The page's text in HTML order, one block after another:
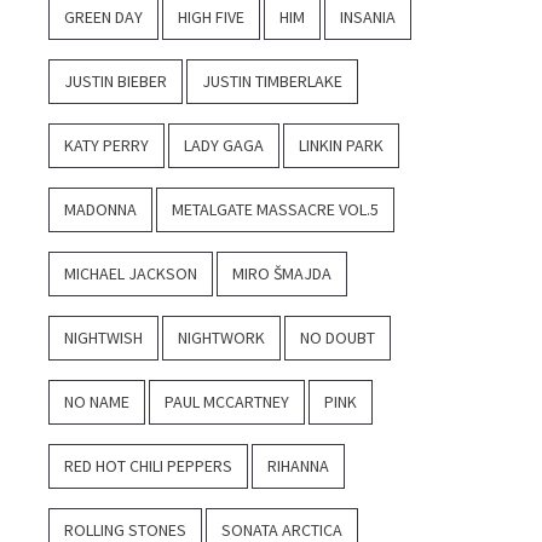
GREEN DAY HIGH FIVE HIM INSANIA
JUSTIN BIEBER JUSTIN TIMBERLAKE
KATY PERRY LADY GAGA LINKIN PARK
MADONNA METALGATE MASSACRE VOL.5
MICHAEL JACKSON MIRO ŠMAJDA
NIGHTWISH NIGHTWORK NO DOUBT
NO NAME PAUL MCCARTNEY PINK
RED HOT CHILI PEPPERS RIHANNA
ROLLING STONES SONATA ARCTICA